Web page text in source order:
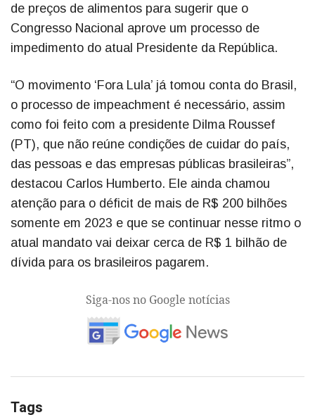
de preços de alimentos para sugerir que o
Congresso Nacional aprove um processo de
impedimento do atual Presidente da República.
“O movimento ‘Fora Lula’ já tomou conta do Brasil,
o processo de impeachment é necessário, assim
como foi feito com a presidente Dilma Roussef
(PT), que não reúne condições de cuidar do país,
das pessoas e das empresas públicas brasileiras”,
destacou Carlos Humberto. Ele ainda chamou
atenção para o déficit de mais de R$ 200 bilhões
somente em 2023 e que se continuar nesse ritmo o
atual mandato vai deixar cerca de R$ 1 bilhão de
dívida para os brasileiros pagarem.
Siga-nos no Google notícias
Tags